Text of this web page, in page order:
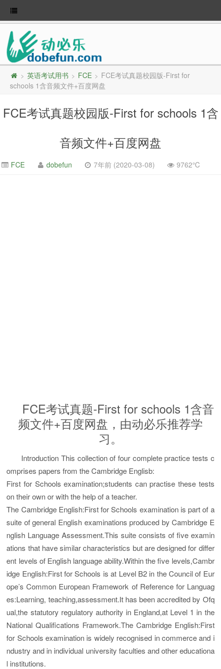
> 英语考试用书 > FCE > FCE考试真题校园版-First for
schools 1含音频文件+百度网盘
FCE考试真题校园版-First for schools 1含
音频文件+百度网盘
FCE dobefun 7年前 (2020-03-08) 9762℃
FCE考试真题-First for schools 1含音
频文件+百度网盘，由动必乐推荐学
习。
Introduction This collection of four complete practice tests c
omprises papers from the Cambridge Englisb:
First for Schools examination;students can practise these tests
on their own or with the help of a teacher.
The Cambridge English:First for Schools examination is part of a
suite of general English examinations produced by Cambridge E
nglish Language Assessment.This suite consists of five examin
ations that have similar characteristics but are designed for differ
ent levels of English language ability.Within the five levels,Cambr
idge English:First for Schools is at Level B2 in the Council of Eur
ope’s Common European Framework of Reference for Languag
es:Learning, teaching,assessment.It has been accredited by Ofq
ual,the statutory regulatory authority in England,at Level 1 in the
National Qualifications Framework.The Cambridge English:First
for Schools examination is widely recognised in commerce and i
ndustry and in individual university faculties and other educationa
l institutions.